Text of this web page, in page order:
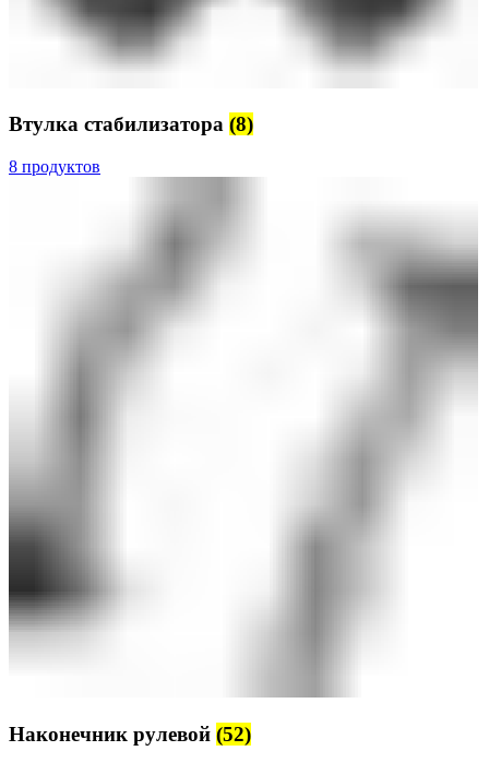
Втулка стабилизатора (8)
8 продуктов
Наконечник рулевой (52)